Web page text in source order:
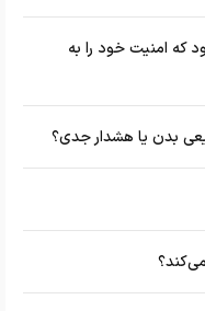
که امنیت خود را به
بدن یا هشدار جدی؟